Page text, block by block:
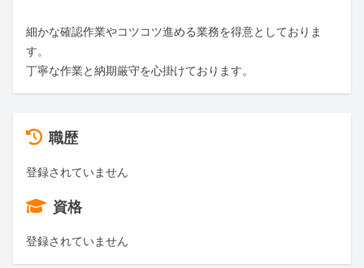
細かな確認作業やコツコツ進める業務を得意としておりま
す。
丁寧な作業と納期厳守を心掛けております。
職歴
登録されていません
資格
登録されていません